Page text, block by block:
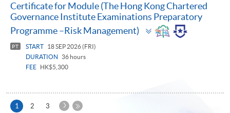
Certificate for Module (The Hong Kong Chartered
Governance Institute Examinations Preparatory
Programme –Risk Management)
Toggle
panel
PT START
18 SEP 2026 (FRI)
DURATION
36 hours
FEE
HK$5,300
1 本
2 3
下